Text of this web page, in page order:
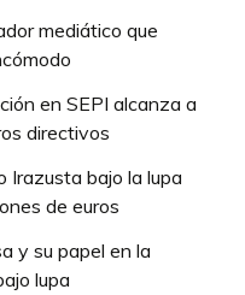
mediático que
en SEPI alcanza a
directivos
Irazusta bajo la lupa
de euros
y su papel en la
lupa